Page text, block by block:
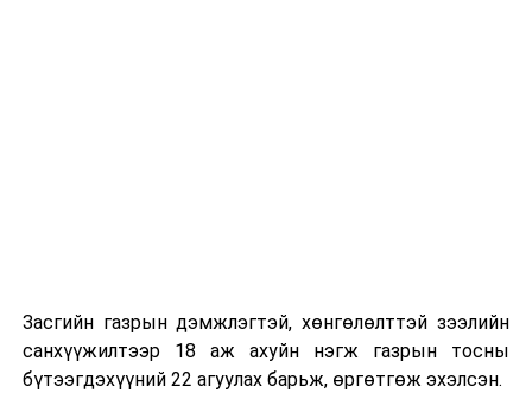
Хөглөрсөн навч ашиг тустай бордоо болно
Засгийн газрын дэмжлэгтэй, хөнгөлөлттэй зээлийн
санхүүжилтээр 18 аж ахуйн нэгж газрын тосны
бүтээгдэхүүний 22 агуулах барьж, өргөтгөж эхэлсэн.